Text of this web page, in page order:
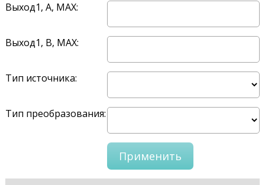
Выход1, A, MAX:
Выход1, В, MAX:
Тип источника:
Тип преобразования: